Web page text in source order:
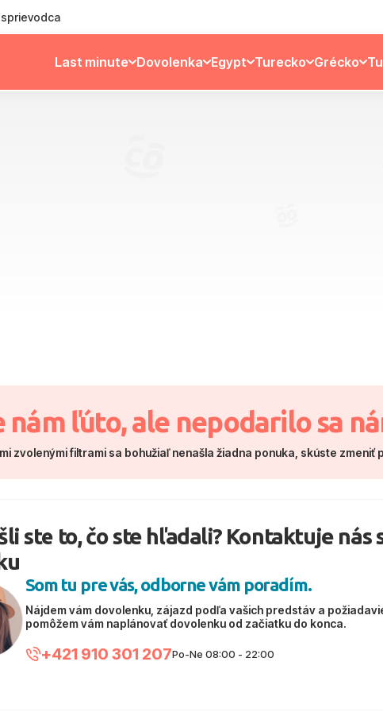
Last minute Dovolenka Egypt Turecko Grécko
nám ľúto, ale nepodarilo sa
zvolenými filtrami sa bohužiaľ nenašla žiadna ponuka, skúste zmeniť
ste to, čo ste hľadali? Kontaktuje
Som tu pre vás, odborne vám poradím.
Nájdem vám dovolenku, zájazd podľa vašich predstáv a
pomôžem vám naplánovať dovolenku od začiatku do konca.
+421 910 301 207Po-Ne 08:00 - 22:00